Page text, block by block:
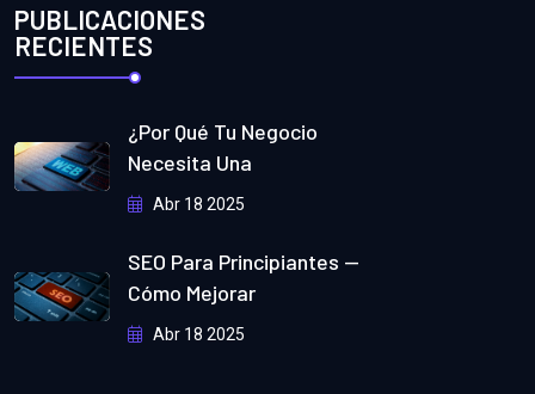
PUBLICACIONES
RECIENTES
¿Por Qué Tu Negocio
Necesita Una
Abr 18 2025
SEO Para Principiantes —
Cómo Mejorar
Abr 18 2025